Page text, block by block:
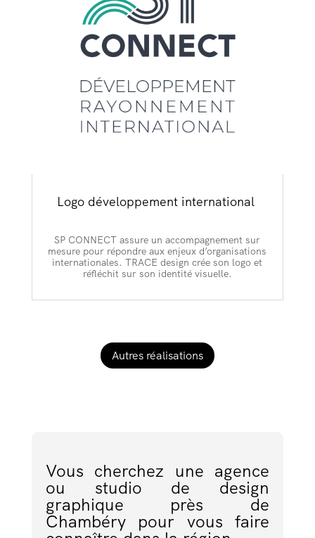
Logo développement international
SP CONNECT assure un accompagnement sur
mesure pour répondre aux enjeux d’organisations
internationales. TRACE design crée son logo et
réfléchit sur son identité visuelle.
Autres réalisations
Vous cherchez une agence
ou studio de design
graphique près de
Chambéry pour vous faire